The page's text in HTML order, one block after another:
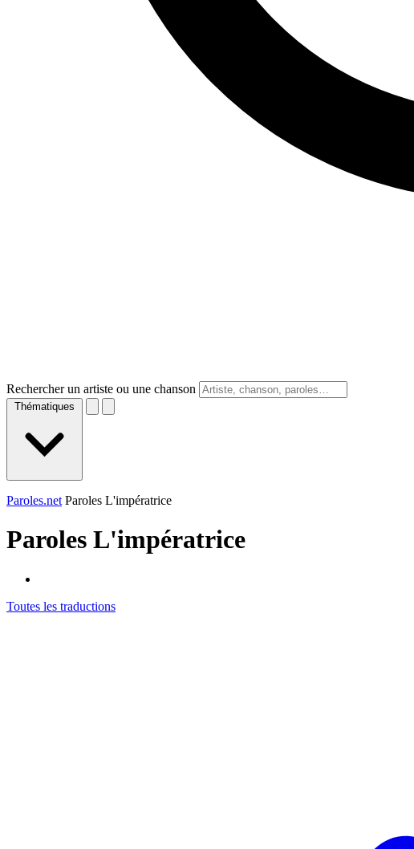
Rechercher un artiste ou une chanson
Thématiques
Paroles.net Paroles L'impératrice
Paroles L'impératrice
Toutes les traductions